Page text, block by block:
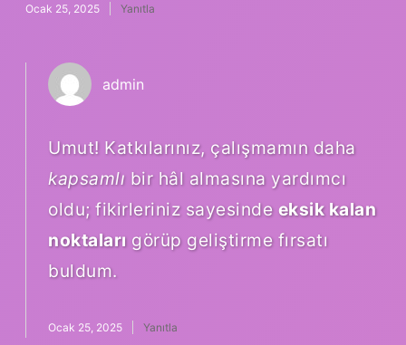
Ocak 25, 2025 Yanıtla
admin
Umut! Katkılarınız, çalışmamın daha
kapsamlı bir hâl almasına yardımcı
oldu; fikirleriniz sayesinde eksik kalan
noktalarıgörüp geliştirme fırsatı
buldum.
Ocak 25, 2025 Yanıtla